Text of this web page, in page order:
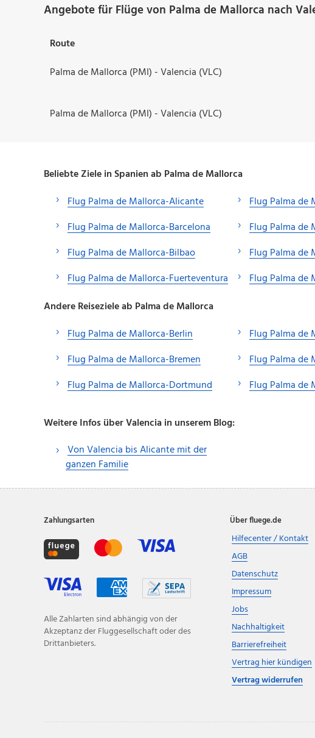
Angebote für Flüge von Palma de Mallorca nach
Route
Palma de Mallorca (PMI) - Valencia (VLC)
Palma de Mallorca (PMI) - Valencia (VLC)
Beliebte Ziele in Spanien ab Palma de Mallorca
Flug Palma de Mallorca-Alicante
Flug Palma de Mallorca-Barcelona
Flug Palma de Mallorca-Bilbao
Flug Palma de Mallorca-Fuerteventura
Flug Palma de
Flug Palma de
Flug Palma de
Flug Palma de
Andere Reiseziele ab Palma de Mallorca
Flug Palma de Mallorca-Berlin
Flug Palma de Mallorca-Bremen
Flug Palma de Mallorca-Dortmund
Flug Palma de
Flug Palma de
Flug Palma de
Weitere Infos über Valencia in unserem Blog:
Von Valencia bis Alicante mit der
ganzen Familie